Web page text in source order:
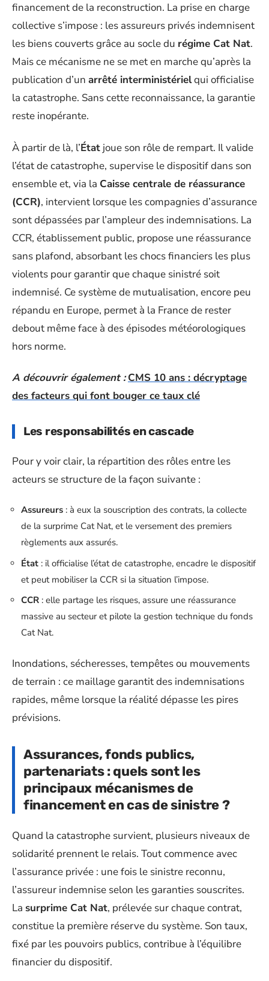
financement de la reconstruction. La prise en charge
collective s’impose : les assureurs privés indemnisent
les biens couverts grâce au socle du régime Cat Nat.
Mais ce mécanisme ne se met en marche qu’après la
publication d’un arrêté interministérielqui officialise
la catastrophe. Sans cette reconnaissance, la garantie
reste inopérante.
À partir de là, l’État joue son rôle de rempart. Il valide
l’état de catastrophe, supervise le dispositif dans son
ensemble et, via la Caisse centrale de réassurance
(CCR), intervient lorsque les compagnies d’assurance
sont dépassées par l’ampleur des indemnisations. La
CCR, établissement public, propose une réassurance
sans plafond, absorbant les chocs financiers les plus
violents pour garantir que chaque sinistré soit
indemnisé. Ce système de mutualisation, encore peu
répandu en Europe, permet à la France de rester
debout même face à des épisodes météorologiques
hors norme.
A découvrir également : CMS 10 ans : décryptage
des facteurs qui font bouger ce taux clé
Les responsabilités en cascade
Pour y voir clair, la répartition des rôles entre les
acteurs se structure de la façon suivante :
Assureurs : à eux la souscription des contrats, la collecte
de la surprime Cat Nat, et le versement des premiers
règlements aux assurés.
État : il officialise l’état de catastrophe, encadre le dispositif
et peut mobiliser la CCR si la situation l’impose.
CCR : elle partage les risques, assure une réassurance
massive au secteur et pilote la gestion technique du fonds
Cat Nat.
Inondations, sécheresses, tempêtes ou mouvements
de terrain : ce maillage garantit des indemnisations
rapides, même lorsque la réalité dépasse les pires
prévisions.
Assurances, fonds publics,
partenariats : quels sont les
principaux mécanismes de
financement en cas de sinistre ?
Quand la catastrophe survient, plusieurs niveaux de
solidarité prennent le relais. Tout commence avec
l’assurance privée : une fois le sinistre reconnu,
l’assureur indemnise selon les garanties souscrites.
La surprime Cat Nat, prélevée sur chaque contrat,
constitue la première réserve du système. Son taux,
fixé par les pouvoirs publics, contribue à l’équilibre
financier du dispositif.